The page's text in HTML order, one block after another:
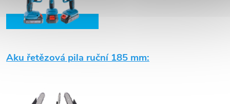
Aku řetězová pila ruční 185 mm: